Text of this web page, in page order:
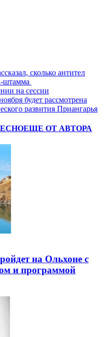
сколько антител
штамма
на сессии
будет рассмотрена
развития Приангарья
ЕЩЕ ОТ АВТОРА
на Ольхоне с
и программой